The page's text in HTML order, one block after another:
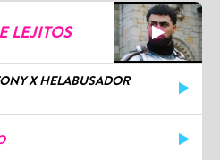
LEJITOS
X HELABUSADOR